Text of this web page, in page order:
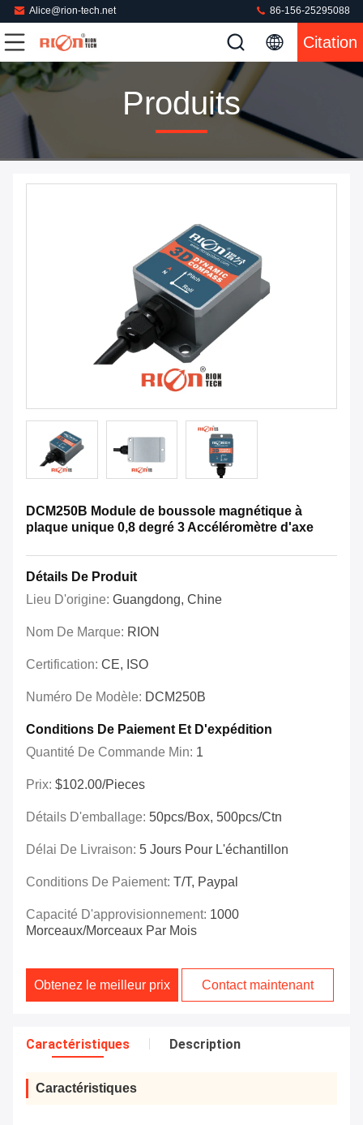
Alice@rion-tech.net 86-156-25295088
Citation
Produits
DCM250B Module de boussole magnétique à
plaque unique 0,8 degré 3 Accéléromètre d'axe
Détails De Produit
Lieu D'origine: Guangdong, Chine
Nom De Marque: RION
Certification: CE, ISO
Numéro De Modèle: DCM250B
Conditions De Paiement Et D'expédition
Quantité De Commande Min: 1
Prix: $102.00/Pieces
Détails D'emballage: 50pcs/box, 500pcs/ctn
Délai De Livraison: 5 Jours Pour L'échantillon
Conditions De Paiement: T/T, Paypal
Capacité D'approvisionnement: 1000
Morceaux/morceaux Par Mois
Obtenez le meilleur prix Contact maintenant
Caractéristiques Description
Caractéristiques